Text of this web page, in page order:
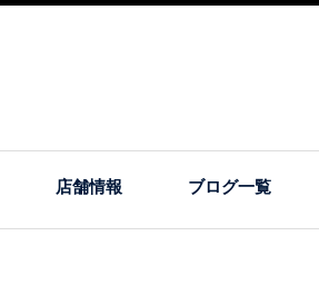
店舗情報 ブログ一覧